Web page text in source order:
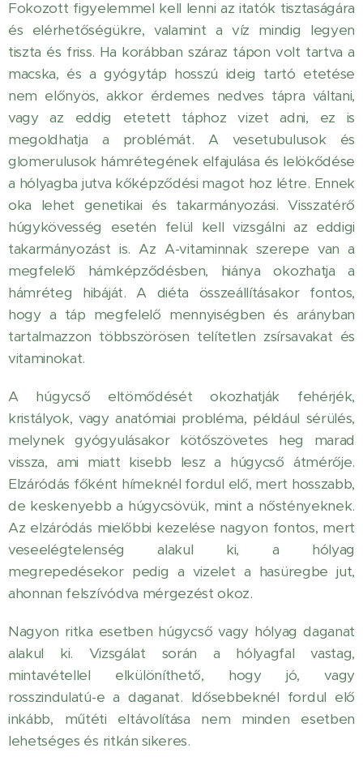
Fokozott figyelemmel kell lenni az itatók tisztaságára
és elérhetőségükre, valamint a víz mindig legyen
tiszta és friss. Ha korábban száraz tápon volt tartva a
macska, és a gyógytáp hosszú ideig tartó etetése
nem előnyös, akkor érdemes nedves tápra váltani,
vagy az eddig etetett táphoz vizet adni, ez is
megoldhatja a problémát. A vesetubulusok és
glomerulusok hámrétegének elfajulása és lelökődése
a hólyagba jutva kőképződési magot hoz létre. Ennek
oka lehet genetikai és takarmányozási. Visszatérő
húgykövesség esetén felül kell vizsgálni az eddigi
takarmányozást is. Az A-vitaminnak szerepe van a
megfelelő hámképződésben, hiánya okozhatja a
hámréteg hibáját. A diéta összeállításakor fontos,
hogy a táp megfelelő mennyiségben és arányban
tartalmazzon többszörösen telítetlen zsírsavakat és
vitaminokat.
A húgycső eltömődését okozhatják fehérjék,
kristályok, vagy anatómiai probléma, például sérülés,
melynek gyógyulásakor kötőszövetes heg marad
vissza, ami miatt kisebb lesz a húgycső átmérője.
Elzáródás főként hímeknél fordul elő, mert hosszabb,
de keskenyebb a húgycsövük, mint a nőstényeknek.
Az elzáródás mielőbbi kezelése nagyon fontos, mert
veseelégtelenség alakul ki, a hólyag
megrepedésekor pedig a vizelet a hasüregbe jut,
ahonnan felszívódva mérgezést okoz.
Nagyon ritka esetben húgycső vagy hólyag daganat
alakul ki. Vizsgálat során a hólyagfal vastag,
mintavétellel elkülöníthető, hogy jó, vagy
rosszindulatú-e a daganat. Idősebbeknél fordul elő
inkább, műtéti eltávolítása nem minden esetben
lehetséges és ritkán sikeres.